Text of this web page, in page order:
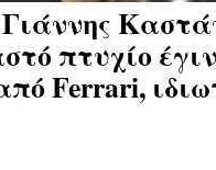
πτυχίο
Ferrari,